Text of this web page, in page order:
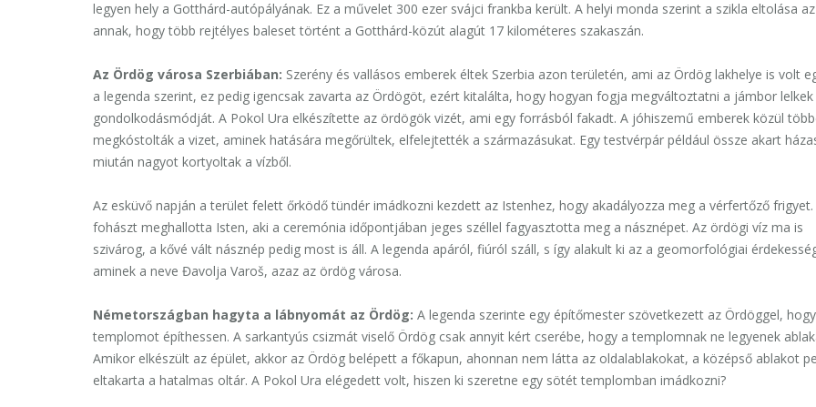
legyen hely a Gotthárd-autópályának. Ez a művelet 300 ezer svájci frankba került. A helyi monda szerint a szikla eltolása
annak, hogy több rejtélyes baleset történt a Gotthárd-közút alagút 17 kilométeres szakaszán.
Az Ördög városa Szerbiában: Szerény és vallásos emberek éltek Szerbia azon területén, ami az Ördög lakhelye is volt
a legenda szerint, ez pedig igencsak zavarta az Ördögöt, ezért kitalálta, hogy hogyan fogja megváltoztatni a jámbor lelkek
gondolkodásmódját. A Pokol Ura elkészítette az ördögök vizét, ami egy forrásból fakadt. A jóhiszemű emberek közül
megkóstolták a vizet, aminek hatására megőrültek, elfelejtették a származásukat. Egy testvérpár például össze akart
miután nagyot kortyoltak a vízből.
Az esküvő napján a terület felett őrködő tündér imádkozni kezdett az Istenhez, hogy akadályozza meg a vérfertőző frigyet.
fohászt meghallotta Isten, aki a ceremónia időpontjában jeges széllel fagyasztotta meg a násznépet. Az ördögi víz ma is
szivárog, a kővé vált násznép pedig most is áll. A legenda apáról, fiúról száll, s így alakult ki az a geomorfológiai
aminek a neve Đavolja Varoš, azaz az ördög városa.
Németországban hagyta a lábnyomát az Ördög: A legenda szerinte egy építőmester szövetkezett az Ördöggel, hogy
templomot építhessen. A sarkantyús csizmát viselő Ördög csak annyit kért cserébe, hogy a templomnak ne legyenek
Amikor elkészült az épület, akkor az Ördög belépett a főkapun, ahonnan nem látta az oldalablakokat, a középső ablakot
eltakarta a hatalmas oltár. A Pokol Ura elégedett volt, hiszen ki szeretne egy sötét templomban imádkozni?